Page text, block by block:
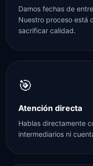
Damos fechas de
Nuestro proceso está
sacrificar calidad.
🎯
Atención directa
Hablas directamente
intermediarios ni